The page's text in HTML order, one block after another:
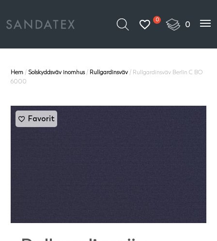
0
Hem / Solskyddsväv inomhus/ Rullgardinsväv/ Rullgardinsväv Berlin C BO
6000
Favorit